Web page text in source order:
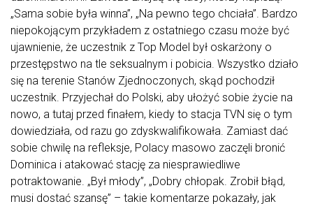
„Sama sobie była winna”, „Na pewno tego chciała”. Bardzo
niepokojącym przykładem z ostatniego czasu może być
ujawnienie, że uczestnik z Top Model był oskarżony o
przestępstwo na tle seksualnym i pobicia. Wszystko działo
się na terenie Stanów Zjednoczonych, skąd pochodził
uczestnik. Przyjechał do Polski, aby ułożyć sobie życie na
nowo, a tutaj przed finałem, kiedy to stacja TVN się o tym
dowiedziała, od razu go zdyskwalifikowała. Zamiast dać
sobie chwilę na refleksje, Polacy masowo zaczęli bronić
Dominica i atakować stację za niesprawiedliwe
potraktowanie. „Był młody”, „Dobry chłopak. Zrobił błąd,
musi dostać szansę” – takie komentarze pokazały, jak